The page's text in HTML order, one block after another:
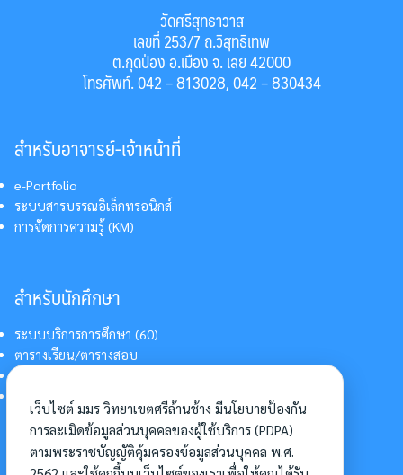
วัดศรีสุทธาวาส
เลขที่ 253/7 ถ.วิสุทธิเทพ
ต.กุดป่อง อ.เมือง จ. เลย 42000
โทรศัพท์. 042 – 813028, 042 – 830434
สำหรับอาจารย์-เจ้าหน้าที่
e-Portfolio
ระบบสารบรรณอิเล็กทรอนิกส์
การจัดการความรู้ (KM)
สำหรับนักศึกษา
ระบบบริการการศึกษา (60)
ตารางเรียน/ตารางสอบ
การแต่งกายนักศึกษา
อื่นๆ
เว็บไซต์ มมร วิทยาเขตศรีล้านช้าง มีนโยบายป้องกัน
การละเมิดข้อมูลส่วนบุคคลของผู้ใช้บริการ (PDPA)
ตามพระราชบัญญัติคุ้มครองข้อมูลส่วนบุคคล พ.ศ.